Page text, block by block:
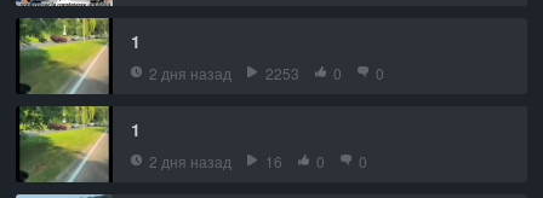
1
2 дня назад 2253 0 0
1
2 дня назад 16 0 0